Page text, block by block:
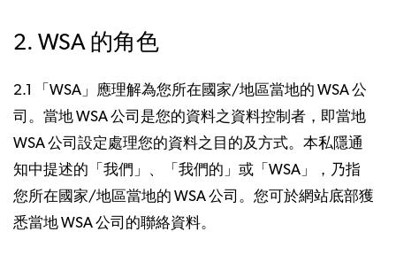
2. WSA 的角色
2.1 「WSA」應理解為您所在國家/地區當地的 WSA 公
司。當地 WSA 公司是您的資料之資料控制者，即當地
WSA 公司設定處理您的資料之目的及方式。本私隱通
知中提述的「我們」、「我們的」或「WSA」，乃指
您所在國家/地區當地的 WSA 公司。您可於網站底部獲
悉當地 WSA 公司的聯絡資料。